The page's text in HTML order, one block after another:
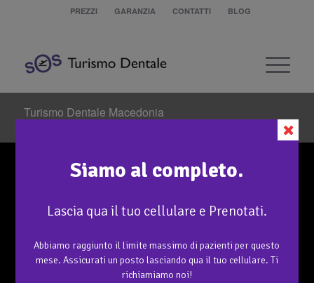
PREZZI GARANZIA CONTATTI BLOG
Turismo Dentale Macedonia
Siamo al completo.
Lascia qua il tuo cellulare e Prenotati.
Abbiamo raggiunto il limite massimo di pazienti per questo
mese. Assicurati un posto lasciando qua il tuo cellulare. Ti
richiamiamo noi!